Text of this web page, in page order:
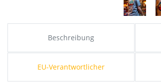
Beschreibung
EU-Verantwortlicher